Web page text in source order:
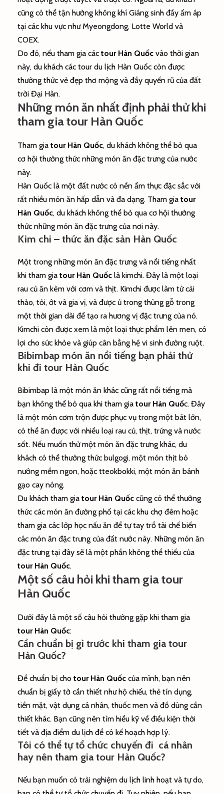
cũng có thể tận hưởng không khí Giáng sinh đầy ấm áp
tại các khu vực như Myeongdong, Lotte World và
COEX.
Do đó, nếu tham gia các tour Hàn Quốc vào thời gian
này, du khách các tour du lịch Hàn Quốc còn được
thưởng thức vẻ đẹp thơ mộng và đầy quyến rũ của đất
trời Đại Hàn.
Những món ăn nhất định phải thử khi
tham gia tour Hàn Quốc
Tham gia tour Hàn Quốc, du khách không thể bỏ qua
cơ hội thưởng thức những món ăn đặc trưng của nước
này.
Hàn Quốc là một đất nước có nền ẩm thực đặc sắc với
rất nhiều món ăn hấp dẫn và đa dạng. Tham gia tour
Hàn Quốc, du khách không thể bỏ qua cơ hội thưởng
thức những món ăn đặc trưng của nơi này.
Kim chi – thức ăn đặc sản Hàn Quốc
Một trong những món ăn đặc trưng và nổi tiếng nhất
khi tham gia tour Hàn Quốc là kimchi. Đây là một loại
rau củ ăn kèm với cơm và thịt. Kimchi được làm từ cải
thảo, tỏi, ớt và gia vị, và được ủ trong thùng gỗ trong
một thời gian dài để tạo ra hương vị đặc trưng của nó.
Kimchi còn được xem là một loại thực phẩm lên men, có
lợi cho sức khỏe và giúp cân bằng hệ vi sinh đường ruột.
Bibimbap món ăn nổi tiếng bạn phải thử
khi đi tour Hàn Quốc
Bibimbap là một món ăn khác cũng rất nổi tiếng mà
bạn không thể bỏ qua khi tham gia tour Hàn Quốc. Đây
là một món cơm trộn được phục vụ trong một bát lớn,
có thể ăn được với nhiều loại rau củ, thịt, trứng và nước
sốt. Nếu muốn thử một món ăn đặc trưng khác, du
khách có thể thưởng thức bulgogi, một món thịt bò
nướng mềm ngon, hoặc tteokbokki, một món ăn bánh
gạo cay nóng.
Du khách tham gia tour Hàn Quốc cũng có thể thưởng
thức các món ăn đường phố tại các khu chợ đêm hoặc
tham gia các lớp học nấu ăn để tự tay trổ tài chế biến
các món ăn đặc trưng của đất nước này. Những món ăn
đặc trưng tại đây sẽ là một phần không thể thiếu của
tour Hàn Quốc.
Một số câu hỏi khi tham gia tour
Hàn Quốc
Dưới đây là một số câu hỏi thường gặp khi tham gia
tour Hàn Quốc:
Cần chuẩn bị gì trước khi tham gia tour
Hàn Quốc?
Để chuẩn bị cho tour Hàn Quốc của mình, bạn nên
chuẩn bị giấy tờ cần thiết như hộ chiếu, thẻ tín dụng,
tiền mặt, vật dụng cá nhân, thuốc men và đồ dùng cần
thiết khác. Bạn cũng nên tìm hiểu kỹ về điều kiện thời
tiết và địa điểm du lịch để có kế hoạch hợp lý.
Tôi có thể tự tổ chức chuyến đi cá nhân
hay nên tham gia tour Hàn Quốc?
Nếu bạn muốn có trải nghiệm du lịch linh hoạt và tự do,